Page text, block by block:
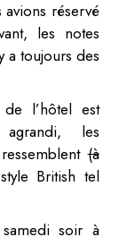
avions réservé
les notes
a toujours des
l’hôtel est
agrandi, les
(à
British tel
soir à